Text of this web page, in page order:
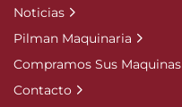
Noticias
Pilman Maquinaria
Compramos Sus Maquinas
Contacto